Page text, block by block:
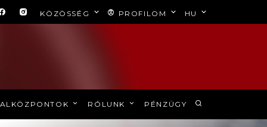
KÖZÖSSÉG PROFILOM HU
ALKÖZPONTOK RÓLUNK PÉNZÜGY